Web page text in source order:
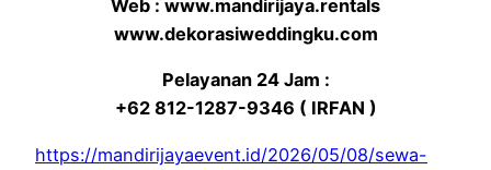
Web : www.mandirijaya.rentals
www.dekorasiweddingku.com
Pelayanan 24 Jam :
+62 812-1287-9346 ( IRFAN )
https://mandirijayaevent.id/2026/05/08/sewa-